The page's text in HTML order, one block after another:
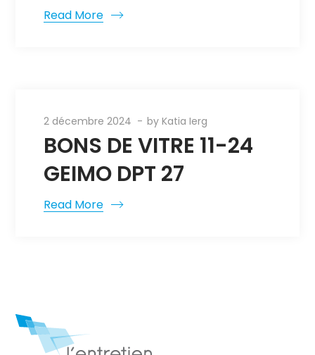
Read More
2 décembre 2024 byKatia Ierg
BONS DE VITRE 11-24
GEIMO DPT 27
Read More